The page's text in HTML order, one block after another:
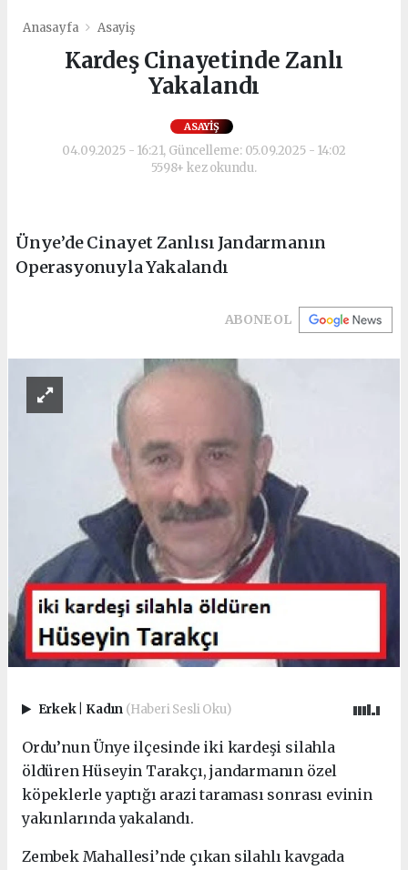
Anasayfa Asayiş
Kardeş Cinayetinde Zanlı
Yakalandı
ASAYIŞ
04.09.2025 - 16:21, Güncelleme: 05.09.2025 - 14:02
5598+ kez okundu.
Ünye’de Cinayet Zanlısı Jandarmanın
Operasyonuyla Yakalandı
ABONE OL
Erkek Kadın (Haberi Sesli Oku)
Ordu’nun Ünye ilçesinde iki kardeşi silahla
öldüren Hüseyin Tarakçı, jandarmanın özel
köpeklerle yaptığı arazi taraması sonrası evinin
yakınlarında yakalandı.
Zembek Mahallesi’nde çıkan silahlı kavgada